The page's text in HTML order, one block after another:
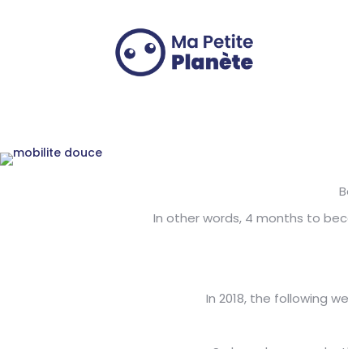
In other words, 4 months to
In 2018, the following